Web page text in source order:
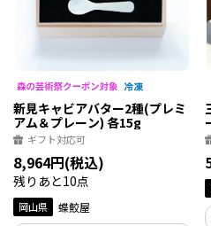
新見キャビアバター2種(プレミ
アム＆プレーン) 各15g
ギフト対応可
8,964円(税込)
残りあと10点
岡山県 蝶鮫屋